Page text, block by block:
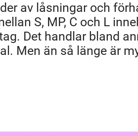
av låsningar och
S, MP, C och L
Det handlar bland
Men än så länge är